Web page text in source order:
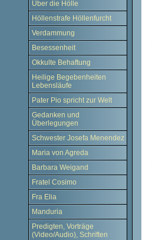
Über die Hölle
Höllenstrafe Höllenfurcht
Verdammung
Besessenheit
Okkulte Behaftung
Heilige Begebenheiten
Lebensläufe
Pater Pio spricht zur Welt
Gedanken und
Überlegungen
Schwester Josefa Menendez
Maria von Agreda
Barbara Weigand
Fratel Cosimo
Fra Elia
Manduria
Predigten, Vorträge
(Video/Audio), Schriften